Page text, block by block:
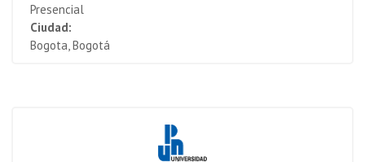
Presencial
Ciudad:
Bogota, Bogotá